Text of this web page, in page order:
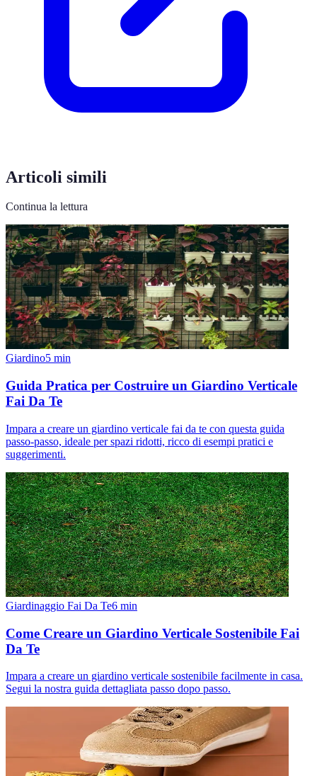
Articoli simili
Continua la lettura
Giardino5 min
Guida Pratica per Costruire un Giardino Verticale
Fai Da Te
Impara a creare un giardino verticale fai da te con questa guida
passo-passo, ideale per spazi ridotti, ricco di esempi pratici e
suggerimenti.
Giardinaggio Fai Da Te6 min
Come Creare un Giardino Verticale Sostenibile Fai
Da Te
Impara a creare un giardino verticale sostenibile facilmente in casa.
Segui la nostra guida dettagliata passo dopo passo.